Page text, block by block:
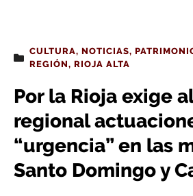
CULTURA, NOTICIAS,
REGIÓN, RIOJA ALTA
Por la Rioja exige
regional
“urgencia” en las
Santo Domingo y